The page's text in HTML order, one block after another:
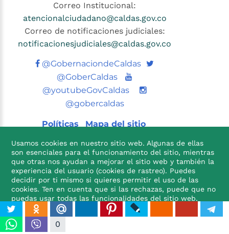
0
Correo Institucional:
atencionalciudadano@caldas.gov.co
Correo de notificaciones judiciales:
notificacionesjudiciales@caldas.gov.co
@GobernaciondeCaldas Twitter
@GoberCaldas
Youtube
@youtubeGovCaldas
@gobercaldas
Políticas Mapa del sitio

Usamos cookies en nuestro sitio web. Algunas de ellas
son esenciales para el funcionamiento del sitio, mientras
que otras nos ayudan a mejorar el sitio web y también la
experiencia del usuario (cookies de rastreo). Puedes
decidir por ti mismo si quieres permitir el uso de las
cookies. Ten en cuenta que si las rechazas, puede que no
puedas usar todas las funcionalidades del sitio web.
ACEPTO NO ACEPTO